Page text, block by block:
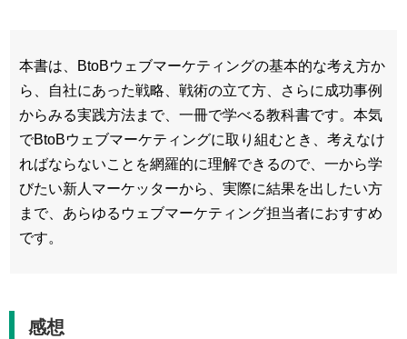
本書は、BtoBウェブマーケティングの基本的な考え方か
ら、自社にあった戦略、戦術の立て方、さらに成功事例
からみる実践方法まで、一冊で学べる教科書です。本気
でBtoBウェブマーケティングに取り組むとき、考えなけ
ればならないことを網羅的に理解できるので、一から学
びたい新人マーケッターから、実際に結果を出したい方
まで、あらゆるウェブマーケティング担当者におすすめ
です。
感想